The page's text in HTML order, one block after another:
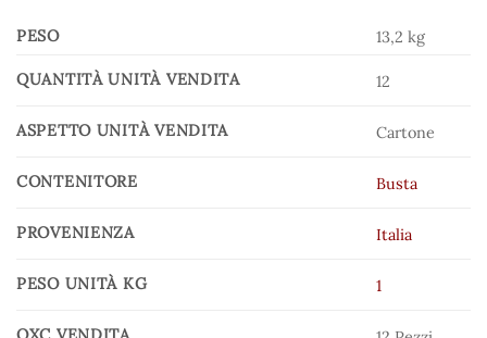
PESO 13,2 kg
QUANTITÀ UNITÀ VENDITA 12
ASPETTO UNITÀ VENDITA Cartone
CONTENITORE Busta
PROVENIENZA Italia
PESO UNITÀ KG 1